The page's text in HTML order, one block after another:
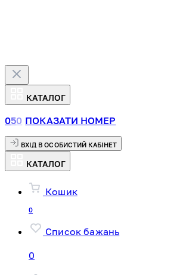
КАТАЛОГ
050 ПОКАЗАТИ НОМЕР
ВХІД В ОСОБИСТИЙ КАБІНЕТ
КАТАЛОГ
Кошик
0
Список бажань
0